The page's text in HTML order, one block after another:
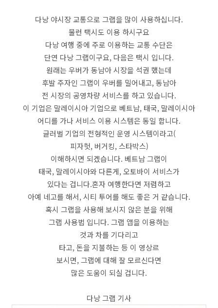
다낭 야시장 교통으로 그랩을 많이 사용하십니다.
물런 택시도 이용 하시구요
다낭 여행 중에 주로 이용하는 교통 수단은
단연 다낭 그랩이구요, 다음은 택시 입니다.
원래는 우버가 동남아 시장을 석권 했는데
후발 주자인 그랩이 우버를 밀어내고, 동남아
전 시장의 공영차량 서비스를 하고 있습니다.
이 기업은 말레이시아 기업으로 베트남, 태국, 말레이시아
어디를 가나 서비스 이용 시스템은 동일 합니다.
글러벌 기업의 전형적인 운영 시스템이라고(
피자헛, 버거킹, 스타박스)
이해하시면 되겠습니다. 베트남 그랩이
태국, 말레이시아와 다른게, 오토바이 서비스가
있다는 겁니다.혼자 여행한다면 저렴하고
아예 네고를 해서, 시티 투어를 해도 좋은 거 같습니다.
혹시 그랩을 사용해 보시지 않은 분을 위해
그랩 사용법 입니다. 그랩 앱을 이용하는
것과 차를 기다리고
타고, 돈을 지불하는 등 이 영상르
보시면, 그랩에 대해 잘 모르신다면
많은 도움이 되실 겁니다.
다낭 그랩 기사